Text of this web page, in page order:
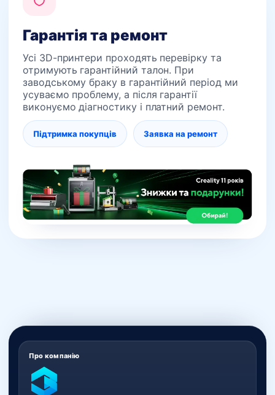
Гарантія та ремонт
Усі 3D-принтери проходять перевірку та
отримують гарантійний талон. При
заводському браку в гарантійний період ми
усуваємо проблему, а після гарантії
виконуємо діагностику і платний ремонт.
Підтримка покупців Заявка на ремонт
Про компанію